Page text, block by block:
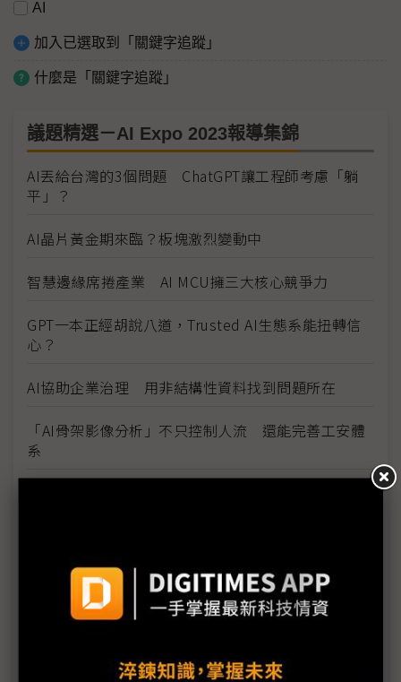
AI
加入已選取到「關鍵字追蹤」
什麼是「關鍵字追蹤」
議題精選－AI Expo 2023報導集錦
AI丟給台灣的3個問題 ChatGPT讓工程師考慮「躺
平」？
AI晶片黃金期來臨？板塊激烈變動中
智慧邊緣席捲產業 AI MCU擁三大核心競爭力
GPT一本正經胡說八道，Trusted AI生態系能扭轉信
心？
AI協助企業治理 用非結構性資料找到問題所在
「AI骨架影像分析」不只控制人流 還能完善工安體
系
AI虛擬人技術 金融領域導入快
大聯大：ChatGPT是殺手級應用，企業擁抱AI應謀定